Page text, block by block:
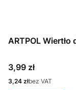
ARTPOL
Cena
3,99 zł
Cena
3,24 złbez VAT